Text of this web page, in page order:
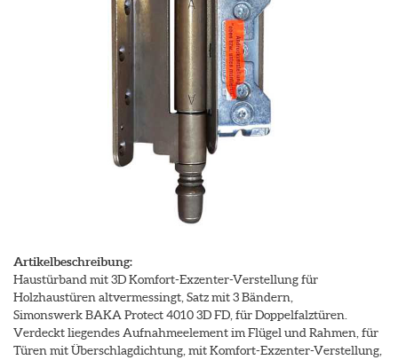
Artikelbeschreibung:
Haustürband mit 3D Komfort-Exzenter-Verstellung für
Holzhaustüren altvermessingt, Satz mit 3 Bändern,
Simonswerk BAKA Protect 4010 3D FD, für Doppelfalztüren.
Verdeckt liegendes Aufnahmeelement im Flügel und Rahmen, für
Türen mit Überschlagdichtung, mit Komfort-Exzenter-Verstellung,